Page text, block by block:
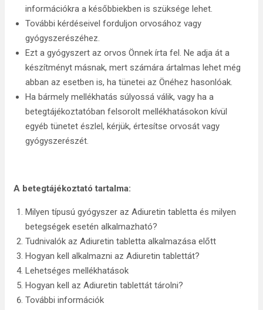
információkra a későbbiekben is szüksége lehet.
További kérdéseivel forduljon orvosához vagy
gyógyszerészéhez.
Ezt a gyógyszert az orvos Önnek írta fel. Ne adja át a
készítményt másnak, mert számára ártalmas lehet még
abban az esetben is, ha tünetei az Önéhez hasonlóak.
Ha bármely mellékhatás súlyossá válik, vagy ha a
betegtájékoztatóban felsorolt mellékhatásokon kívül
egyéb tünetet észlel, kérjük, értesítse orvosát vagy
gyógyszerészét.
A betegtájékoztató tartalma:
Milyen típusú gyógyszer az Adiuretin tabletta és milyen
betegségek esetén alkalmazható?
Tudnivalók az Adiuretin tabletta alkalmazása előtt
Hogyan kell alkalmazni az Adiuretin tablettát?
Lehetséges mellékhatások
Hogyan kell az Adiuretin tablettát tárolni?
További információk